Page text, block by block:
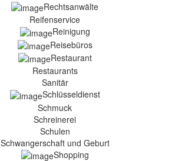
Rechtsanwälte
Reifenservice
Reinigung
Reisebüros
Restaurant
Restaurants
Sanitär
Schlüsseldienst
Schmuck
Schreinerei
Schulen
Schwangerschaft und Geburt
Shopping